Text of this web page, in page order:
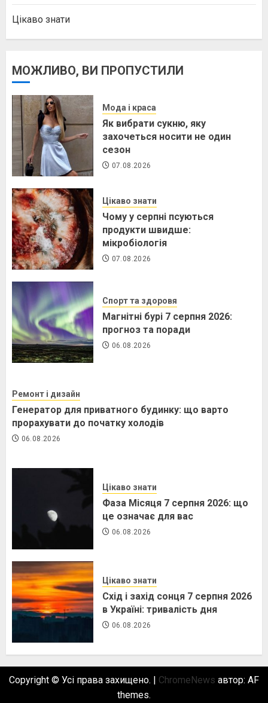
Цікаво знати
МОЖЛИВО, ВИ ПРОПУСТИЛИ
Мода і краса
Як вибрати сукню, яку
захочеться носити не один
сезон
07.08.2026
Цікаво знати
Чому у серпні псуються
продукти швидше:
мікробіологія
07.08.2026
Спорт та здоровя
Магнітні бурі 7 серпня 2026:
прогноз та поради
06.08.2026
Ремонт і дизайн
Генератор для приватного будинку: що варто
прорахувати до початку холодів
06.08.2026
Цікаво знати
Фаза Місяця 7 серпня 2026: що
це означає для вас
06.08.2026
Цікаво знати
Схід і захід сонця 7 серпня 2026
в Україні: тривалість дня
06.08.2026
Copyright © Усі права захищено. | ChromeNews автор: AF
themes.